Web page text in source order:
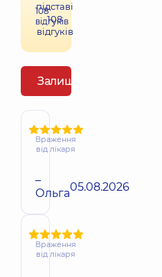
108
відгуків
підставі
108
відгуків
Залишити відгук
Враження
від лікаря
–
Ольга05.08.2026
Враження
від лікаря